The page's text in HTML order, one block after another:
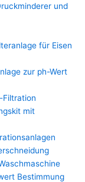
und
für Eisen
zur ph-Wert
Filtration
mit
Bestimmung